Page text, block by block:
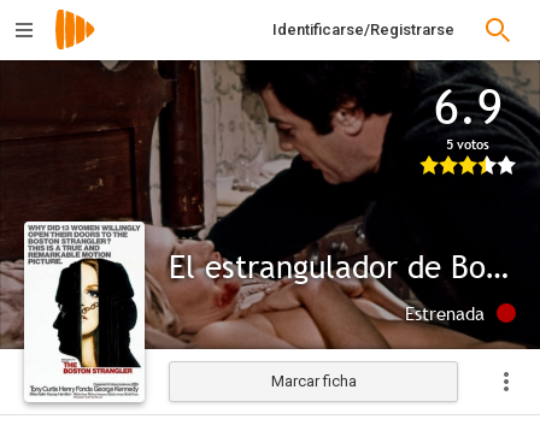
Identificarse/Registrarse
6.9
5 votos
El estrangulador de Boston
Estrenada
Marcar ficha